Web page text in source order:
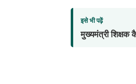
इसे भी पढ़ें
मुख्यमंत्री